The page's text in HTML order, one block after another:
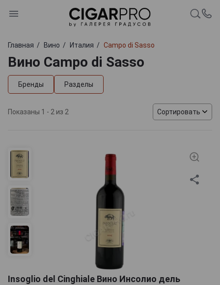
Главная Вино Италия Campo di Sasso
Вино Campo di Sasso
Бренды Разделы
Показаны 1 - 2 из 2 Сортировать
Insoglio del Cinghiale Вино Инсолио дель